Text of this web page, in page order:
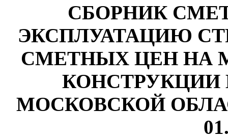
СБОРНИК
ЭКСПЛУАТАЦИЮ
СМЕТНЫХ ЦЕН НА
КОНСТРУКЦИИ
МОСКОВСКОЙ